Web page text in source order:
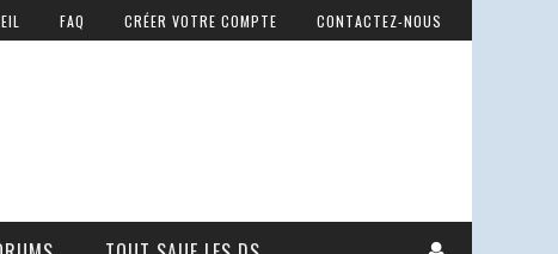
FAQ CRÉER VOTRE COMPTE CONTACTEZ-NOUS